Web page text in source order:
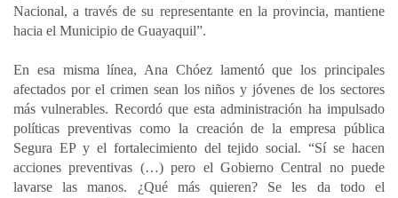
Nacional, a través de su representante en la provincia, mantiene
hacia el Municipio de Guayaquil”.
En esa misma línea, Ana Chóez lamentó que los principales
afectados por el crimen sean los niños y jóvenes de los sectores
más vulnerables. Recordó que esta administración ha impulsado
políticas preventivas como la creación de la empresa pública
Segura EP y el fortalecimiento del tejido social. “Sí se hacen
acciones preventivas (…) pero el Gobierno Central no puede
lavarse las manos. ¿Qué más quieren? Se les da todo el